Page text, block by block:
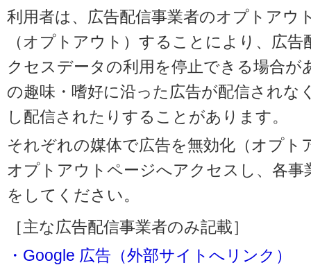
利用者は、広告配信事業者のオプトアウ
（オプトアウト）することにより、広
クセスデータの利用を停止できる場合が
の趣味・嗜好に沿った広告が配信されな
し配信されたりすることがあります。
それぞれの媒体で広告を無効化（オプト
オプトアウトページへアクセスし、各
をしてください。
［主な広告配信事業者のみ記載］
・Google 広告（外部サイトへリンク）